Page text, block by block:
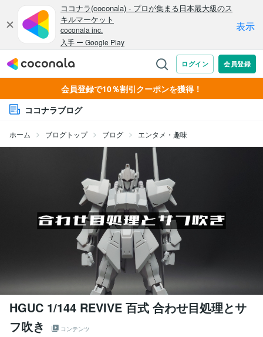
会員登録で10％割引クーポンを獲得！
ココナラブログ
ホーム ブログトップ ブログ エンタメ・趣味
HGUC 1/144 REVIVE 百式 合わせ目処理とサ
フ吹き
コンテンツ